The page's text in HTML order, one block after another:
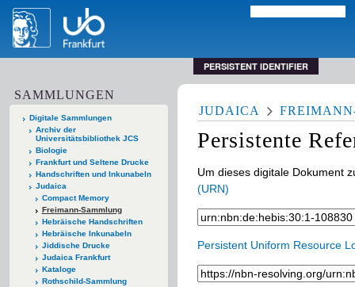
PERSISTENT IDENTIFIER
SAMMLUNGEN
Digitale Sammlungen
Archiv der
Universitätsbibliothek JCS
Biologie
Frankfurt und Seltene Drucke
Handschriften und Inkunabeln
Judaica
Compact Memory
Freimann-Sammlung
Hebräische Handschriften
Hebräische Inkunabeln
Jiddische Drucke
Judaica Frankfurt
Kataloge
Rothschild-Sammlung
JUDAICA
Persistente
Um dieses digitale Dokument
(URN)
Persistent Uniform Resource